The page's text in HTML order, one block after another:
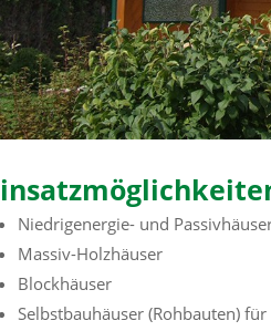
Niedrigenergie- und
Massiv-Holzhäuser
Blockhäuser
Selbstbauhäuser (Rohbauten)